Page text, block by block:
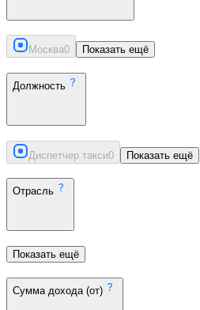
Москва0 Показать ещё
Должность
Диспетчер такси0 Показать ещё
Отрасль
Показать ещё
Сумма дохода (от)